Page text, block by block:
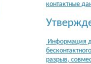
контактные
Информация
разрыв,